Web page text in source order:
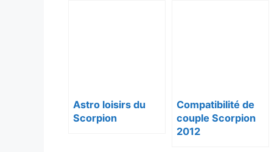
Astro loisirs du
Scorpion
Compatibilité de
couple Scorpion
2012